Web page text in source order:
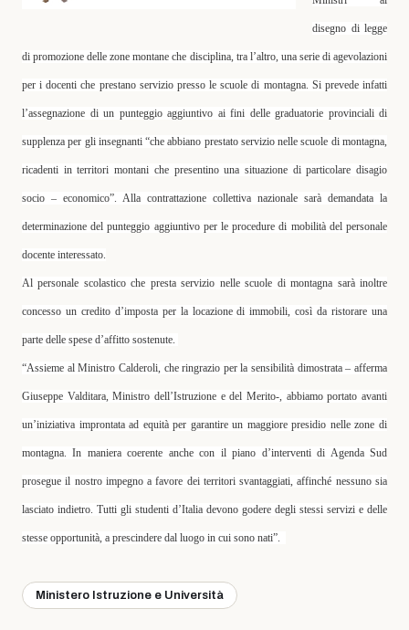
disegno di legge
di promozione delle zone montane che disciplina, tra l’altro, una serie di agevolazioni
per i docenti che prestano servizio presso le scuole di montagna. Si prevede infatti
l’assegnazione di un punteggio aggiuntivo ai fini delle graduatorie provinciali di
supplenza per gli insegnanti “che abbiano prestato servizio nelle scuole di montagna,
ricadenti in territori montani che presentino una situazione di particolare disagio
socio – economico”. Alla contrattazione collettiva nazionale sarà demandata la
determinazione del punteggio aggiuntivo per le procedure di mobilità del personale
docente interessato.
Al personale scolastico che presta servizio nelle scuole di montagna sarà inoltre
concesso un credito d’imposta per la locazione di immobili, così da ristorare una
parte delle spese d’affitto sostenute.
“Assieme al Ministro Calderoli, che ringrazio per la sensibilità dimostrata – afferma
Giuseppe Valditara, Ministro dell’Istruzione e del Merito-, abbiamo portato avanti
un’iniziativa improntata ad equità per garantire un maggiore presidio nelle zone di
montagna. In maniera coerente anche con il piano d’interventi di Agenda Sud
prosegue il nostro impegno a favore dei territori svantaggiati, affinché nessuno sia
lasciato indietro. Tutti gli studenti d’Italia devono godere degli stessi servizi e delle
stesse opportunità, a prescindere dal luogo in cui sono nati”.
Ministero Istruzione e Università